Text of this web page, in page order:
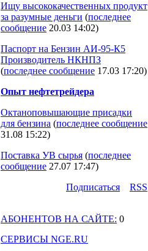
Ищу высококачественных продукт
за разумные деньги (последнее
сообщение 20.03 14:02)
Паспорт на Бензин АИ-95-К5
Производитель НКНПЗ
(последнее сообщение 17.03 17:20)
Опыт нефтетрейдера
Октаноповышающие присадки
для бензина (последнее сообщение
31.08 15:22)
Поставка УВ сырья (последнее
сообщение 27.07 17:47)
Подпиcаться
RSS
АБОНЕНТОВ НА САЙТЕ: 0
СЕРВИСЫ NGE.RU